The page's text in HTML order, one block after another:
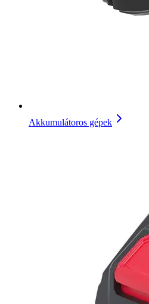
Akkumulátoros gépek